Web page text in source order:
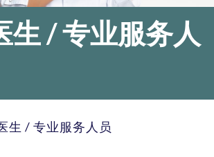
生 / 专业服务人
生 / 专业服务人员